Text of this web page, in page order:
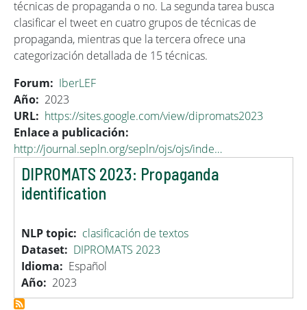
técnicas de propaganda o no. La segunda tarea busca
clasificar el tweet en cuatro grupos de técnicas de
propaganda, mientras que la tercera ofrece una
categorización detallada de 15 técnicas.
Forum
IberLEF
Año
2023
URL
https://sites.google.com/view/dipromats2023
Enlace a publicación
http://journal.sepln.org/sepln/ojs/ojs/inde…
DIPROMATS 2023: Propaganda
identification
NLP topic
clasificación de textos
Dataset
DIPROMATS 2023
Idioma
Español
Año
2023